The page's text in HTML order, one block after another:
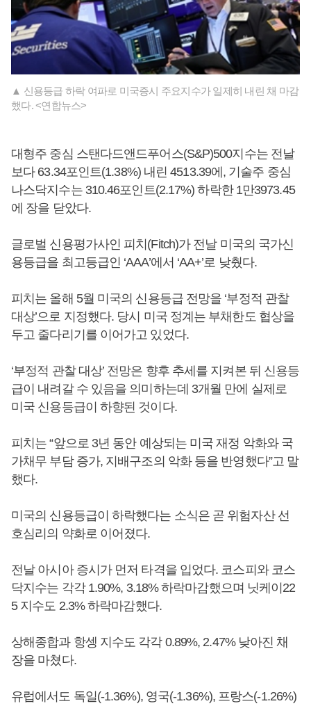
▲ 신용등급 하락 여파로 미국증시 주요지수가 일제히 내린 채 마감
했다. <연합뉴스>
대형주 중심 스탠다드앤드푸어스(S&P)500지수는 전날
보다 63.34포인트(1.38%) 내린 4513.39에, 기술주 중심
나스닥지수는 310.46포인트(2.17%) 하락한 1만3973.45
에 장을 닫았다.
글로벌 신용평가사인 피치(Fitch)가 전날 미국의 국가신
용등급을 최고등급인 ‘AAA’에서 ‘AA+’로 낮췄다.
피치는 올해 5월 미국의 신용등급 전망을 ‘부정적 관찰
대상’으로 지정했다. 당시 미국 정계는 부채한도 협상을
두고 줄다리기를 이어가고 있었다.
‘부정적 관찰 대상’ 전망은 향후 추세를 지켜본 뒤 신용등
급이 내려갈 수 있음을 의미하는데 3개월 만에 실제로
미국 신용등급이 하향된 것이다.
피치는 “앞으로 3년 동안 예상되는 미국 재정 악화와 국
가채무 부담 증가, 지배구조의 악화 등을 반영했다”고 말
했다.
미국의 신용등급이 하락했다는 소식은 곧 위험자산 선
호심리의 약화로 이어졌다.
전날 아시아 증시가 먼저 타격을 입었다. 코스피와 코스
닥지수는 각각 1.90%, 3.18% 하락마감했으며 닛케이22
5 지수도 2.3% 하락마감했다.
상해종합과 항셍 지수도 각각 0.89%, 2.47% 낮아진 채
장을 마쳤다.
유럽에서도 독일(-1.36%), 영국(-1.36%), 프랑스(-1.26%)